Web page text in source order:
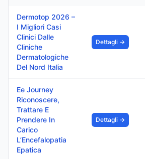
Dermotop 2026 –
I Migliori Casi
Clinici Dalle
Cliniche
Dermatologiche
Del Nord Italia
Dettagli →
Ee Journey
Riconoscere,
Trattare E
Prendere In
Carico
L’Encefalopatia
Epatica
Dettagli →